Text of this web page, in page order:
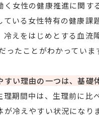
女性の健康推進に関す
ている女性特有の健康課
冷えをはじめとする血流
ったことがわかっていま
すい理由の一つは、基礎
理期間中は、生理前に比
冷えやすい状況になり